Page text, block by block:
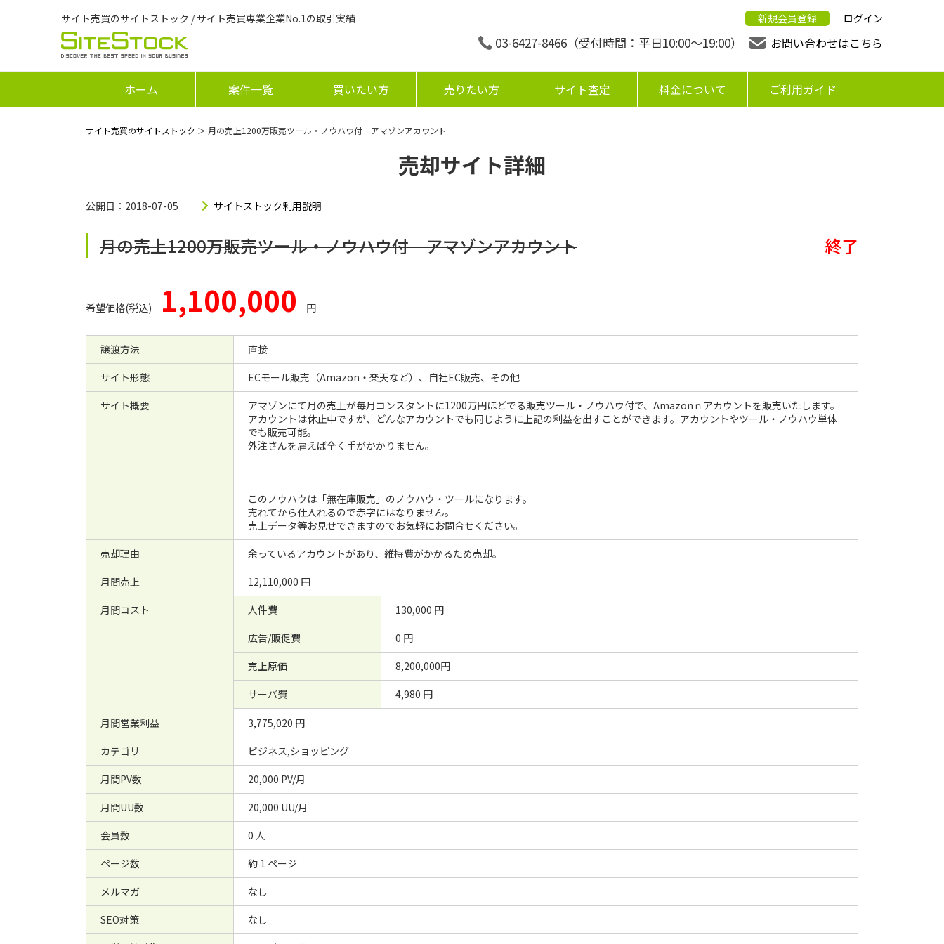
サイト売買のサイトストック / サイト売買専業企業No.1の取引実績 新規会員登録 ログイン
03-6427-8466 （受付時間：平日10:00〜19:00） お問い合わせはこちら
ホーム 案件一覧 買いたい方 売りたい方 サイト査定 料金について ご利用ガイド
サイト売買のサイトストック ＞ 月の売上1200万販売ツール・ノウハウ付 アマゾンアカウント
売却サイト詳細
公開日：2018-07-05 サイトストック利用説明
月の売上1200万販売ツール・ノウハウ付 アマゾンアカウント 終了
希望価格(税込) 1,100,000 円
譲渡方法
直接
サイト形態
ECモール販売（Amazon・楽天など）、自社EC販売、その他
サイト概要
アマゾンにて月の売上が毎月コンスタントに1200万円ほどでる販売ツール・ノウハウ付で、Amazonｎアカウントを販売いたします。
アカウントは休止中ですが、どんなアカウントでも同じように上記の利益を出すことができます。アカウントやツール・ノウハウ単体
でも販売可能。
外注さんを雇えば全く手がかかりません。
このノウハウは「無在庫販売」のノウハウ・ツールになります。
売れてから仕入れるので赤字にはなりません。
売上データ等お見せできますのでお気軽にお問合せください。
売却理由
余っているアカウントがあり、維持費がかかるため売却。
月間売上
12,110,000 円
月間コスト
人件費
130,000 円
広告/販促費
0 円
売上原価
8,200,000円
サーバ費
4,980 円
月間営業利益
3,775,020 円
カテゴリ
ビジネス,ショッピング
月間PV数
20,000 PV/月
月間UU数
20,000 UU/月
会員数
0 人
ページ数
約 1 ページ
メルマガ
なし
SEO対策
なし